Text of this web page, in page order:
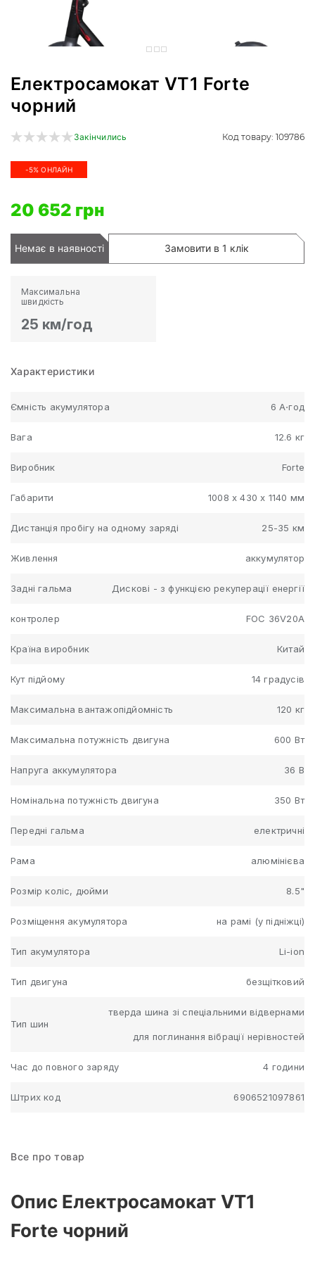
Електросамокат VT1 Forte
чорний
Закінчились Код товару: 109786
-5% ОНЛАЙН
20 652 грн
Немає в наявності Замовити в 1 клік
Максимальна
швидкість
25 км/год
Характеристики
Ємність акумулятора 6 А⋅год
Вага 12.6 кг
Виробник Forte
Габарити 1008 х 430 х 1140 мм
Дистанція пробігу на одному заряді 25-35 км
Живлення аккумулятор
Задні гальма Дискові - з функцією рекуперації енергії
контролер FOC 36V20A
Країна виробник Китай
Кут підйому 14 градусів
Максимальна вантажопідйомність 120 кг
Максимальна потужність двигуна 600 Вт
Напруга аккумулятора 36 В
Номінальна потужність двигуна 350 Вт
Передні гальма електричні
Рама алюмінієва
Розмір коліс, дюйми 8.5"
Розміщення акумулятора на рамі (у підніжці)
Тип акумулятора Li-ion
Тип двигуна безщітковий
Тип шин
тверда шина зі спеціальними відвернами
для поглинання вібрації нерівностей
Час до повного заряду 4 години
Штрих код 6906521097861
Все про товар
Опис Електросамокат VT1
Forte чорний